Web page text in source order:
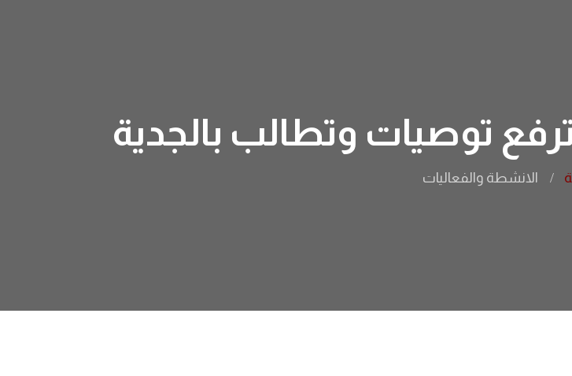
توصيات وتطالب بالجدية
الانشطة والفعاليات